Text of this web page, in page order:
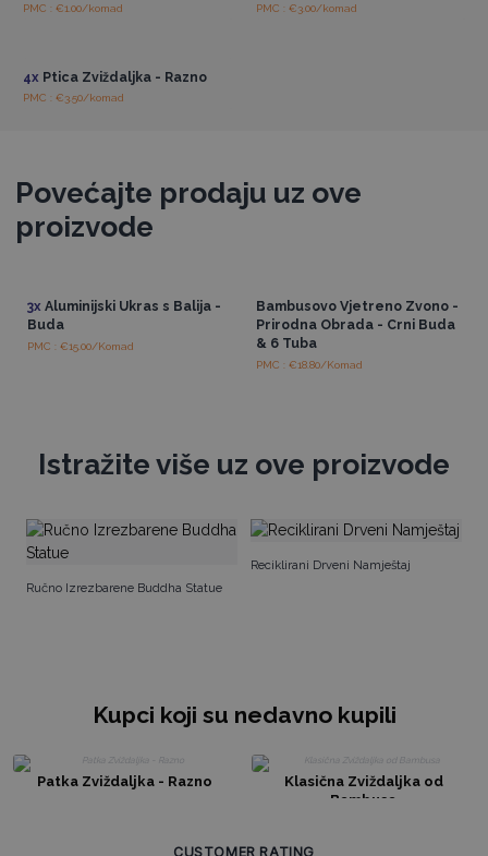
PMC : €1.00/komad PMC : €3.00/komad
4x Ptica Zviždaljka - Razno
PMC : €3.50/komad
Povećajte prodaju uz ove
proizvode
3x Aluminijski Ukras s Balija -
Buda
PMC : €15.00/Komad
Bambusovo Vjetreno Zvono -
Prirodna Obrada - Crni Buda
& 6 Tuba
PMC : €18.80/Komad
Istražite više uz ove proizvode
Ručno Izrezbarene Buddha Statue
Reciklirani Drveni Namještaj
Kupci koji su nedavno kupili
Patka Zviždaljka - Razno
Klasična Zviždaljka od
Bambusa
CUSTOMER RATING